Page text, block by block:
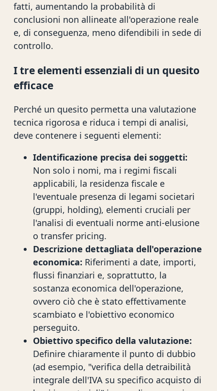
fatti, aumentando la probabilità di
conclusioni non allineate all'operazione reale
e, di conseguenza, meno difendibili in sede di
controllo.
I tre elementi essenziali di un quesito
efficace
Perché un quesito permetta una valutazione
tecnica rigorosa e riduca i tempi di analisi,
deve contenere i seguenti elementi:
Identificazione precisa dei soggetti:
Non solo i nomi, ma i regimi fiscali
applicabili, la residenza fiscale e
l'eventuale presenza di legami societari
(gruppi, holding), elementi cruciali per
l'analisi di eventuali norme anti-elusione
o transfer pricing.
Descrizione dettagliata dell'operazione
economica: Riferimenti a date, importi,
flussi finanziari e, soprattutto, la
sostanza economica dell'operazione,
ovvero ciò che è stato effettivamente
scambiato e l'obiettivo economico
perseguito.
Obiettivo specifico della valutazione:
Definire chiaramente il punto di dubbio
(ad esempio, "verifica della detraibilità
integrale dell'IVA su specifico acquisto di